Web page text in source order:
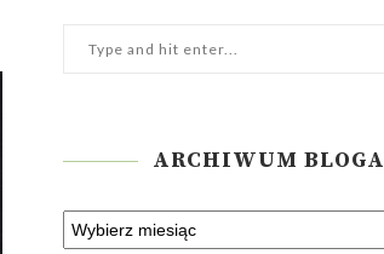
ARCHIWUM BLOGA